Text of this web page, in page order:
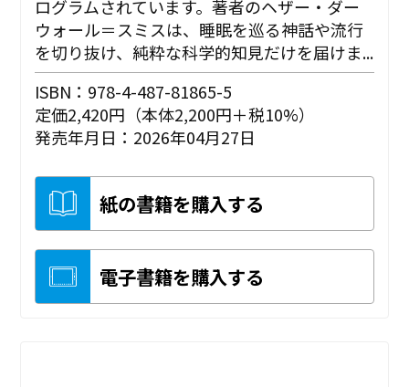
ログラムされています。著者のヘザー・ダー
ウォール＝スミスは、睡眠を巡る神話や流行
を切り抜け、純粋な科学的知見だけを届けま...
ISBN：978-4-487-81865-5
定価2,420円（本体2,200円＋税10%）
発売年月日：2026年04月27日
紙の書籍を購入する
電子書籍を購入する